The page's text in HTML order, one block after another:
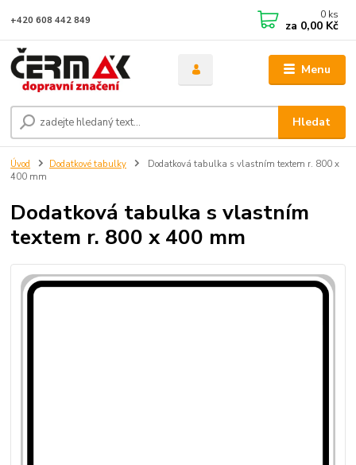
Menu
Hledat
+420 608 442 849 0 ks
za 0,00 Kč
Úvod Dodatkové tabulky
Dodatková tabulka s vlastním textem r. 800 x
400 mm
Dodatková tabulka s vlastním
textem r. 800 x 400 mm